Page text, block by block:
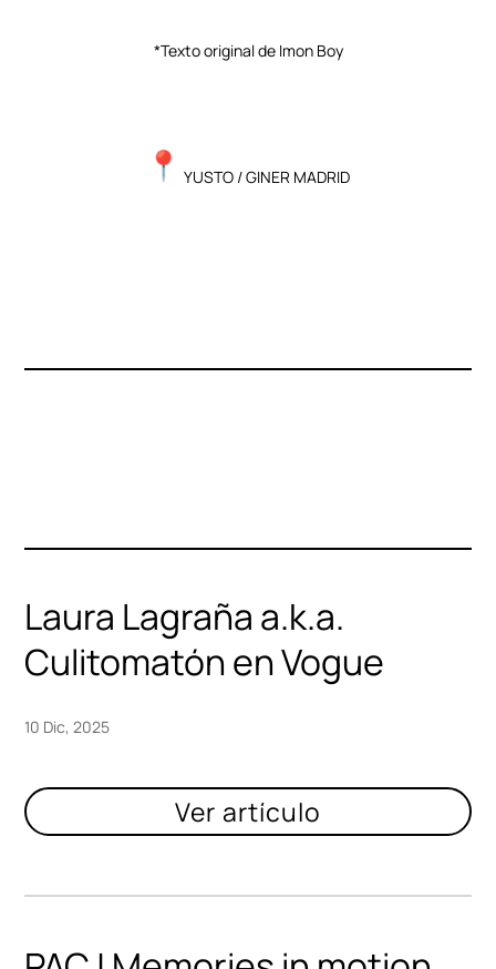
*Texto original de Imon Boy
YUSTO / GINER MADRID
Laura Lagraña a.k.a.
Culitomatón en Vogue
10 Dic, 2025